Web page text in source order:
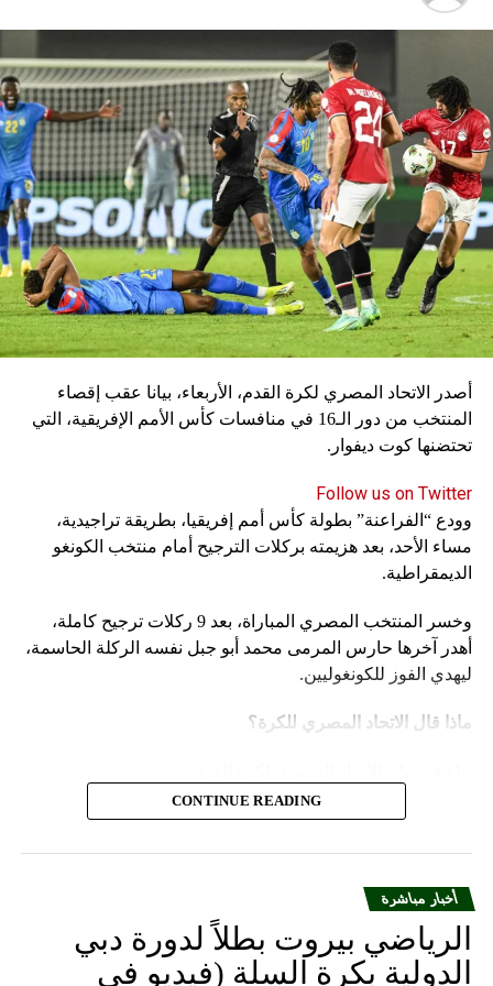
ويواجه توخيل مزيدا من المخاوف بشأن الاختيارات، في حين
يتعافى الظهير الأيسر ألفونسو ديفيز من الإصابة، ويغيب
المهاجمان كينغسلي كومان وسيرج غنابري للإصابة أيضا.
سكاي نيوز
أصدر الاتحاد المصري لكرة القدم، الأربعاء، بيانا عقب إقصاء
المنتخب من دور الـ16 في منافسات كأس الأمم الإفريقية، التي
تحتضنها كوت ديفوار.
Follow us on Twitter
وودع “الفراعنة” بطولة كأس أمم إفريقيا، بطريقة تراجيدية،
مساء الأحد، بعد هزيمته بركلات الترجيح أمام منتخب الكونغو
الديمقراطية.
وخسر المنتخب المصري المباراة، بعد 9 ركلات ترجيح كاملة،
أهدر آخرها حارس المرمى محمد أبو جبل نفسه الركلة الحاسمة،
ليهدي الفوز للكونغوليين.
ماذا قال الاتحاد المصري للكرة؟
يتقدم الاتحاد المصري لكرة القدم بالاعتذار إلى الجماهير
المصرية العظيمة، على ما قدمه المنتخب الوطني لكرة
طموح الجماهير المصرية وأهداف مجلس إدارة الاتحاد
المصري لكرة القدم، الذي قام بالدور المنوط به من تلبية
CONTINUE READING
أخبار مباشرة
الرياضي بيروت بطلاً لدورة دبي
الدولية بكرة السلة (فيديو في